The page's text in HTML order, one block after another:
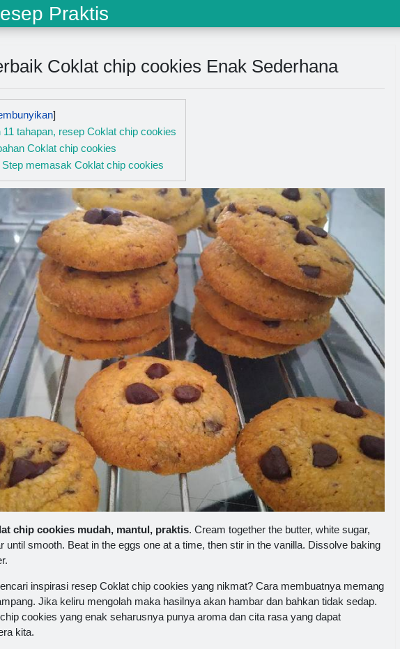
Praktis
Coklat chip cookies Enak Sederhana
11 tahapan, resep Coklat chip cookies
Coklat chip cookies
Step memasak Coklat chip cookies
chip cookies mudah, mantul, praktis. Cream together the butter, white sugar,
until smooth. Beat in the eggs one at a time, then stir in the vanilla. Dissolve baking
inspirasi resep Coklat chip cookies yang nikmat? Cara membuatnya memang
Jika keliru mengolah maka hasilnya akan hambar dan bahkan tidak sedap.
cookies yang enak seharusnya punya aroma dan cita rasa yang dapat
kita.